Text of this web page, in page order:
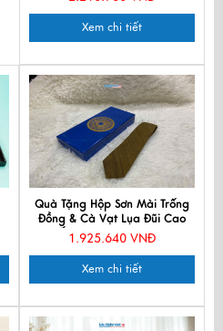
Xem chi tiết
Quà Tặng Hộp Sơn Mài Trống
Đồng & Cà Vạt Lụa Đũi Cao
Cấp CBMNV-CRVNC2.2
1.925.640 VNĐ
Xem chi tiết